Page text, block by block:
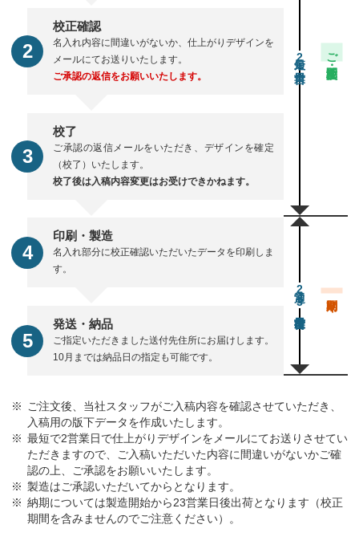
校正確認
名入れ内容に間違いがないか、仕上がりデザインを
メールにてお送りいたします。
ご承認の返信をお願いいたします。
校了
ご承認の返信メールをいただき、デザインを確定
（校了）いたします。
校了後は入稿内容変更はお受けできかねます。
2 ご注文・校正期間
印刷・製造
名入れ部分に校正確認いただいたデータを印刷しま
す。
発送・納品
ご指定いただきました送付先住所にお届けします。
10月までは納品日の指定も可能です。
通常23営業日後出荷
ご注文後、当社スタッフがご入稿内容を確認させていただき、
入稿用の版下データを作成いたします。
最短で2営業日で仕上がりデザインをメールにてお送りさせてい
ただきますので、ご入稿いただいた内容に間違いがないかご確
認の上、ご承認をお願いいたします。
製造はご承認いただいてからとなります。
納期については製造開始から23営業日後出荷となります（校正
期間を含みませんのでご注意ください）。